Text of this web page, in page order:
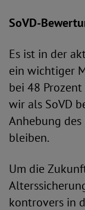
SoVD-
Es ist in der
ein wichtiger
bei 48
wir als SoVD
Anhebung
bleiben.
Um die
kontrovers in